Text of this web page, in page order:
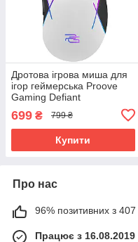
Дротова ігрова миша для
ігор геймерська Proove
Gaming Defiant
699 ₴ 799 ₴
Купити
Про нас
96% позитивних з 407
Працює з 16.08.2019